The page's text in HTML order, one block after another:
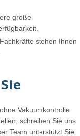
große
stehen Ihnen
Vakuumkontrolle
schreiben Sie uns
Team unterstützt Sie